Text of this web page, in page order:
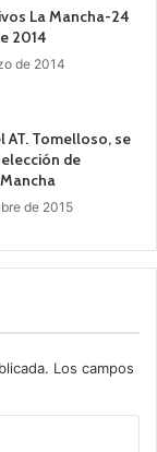
La Mancha-24
2014
de 2014
AT. Tomelloso, se
de
de 2015
Los campos